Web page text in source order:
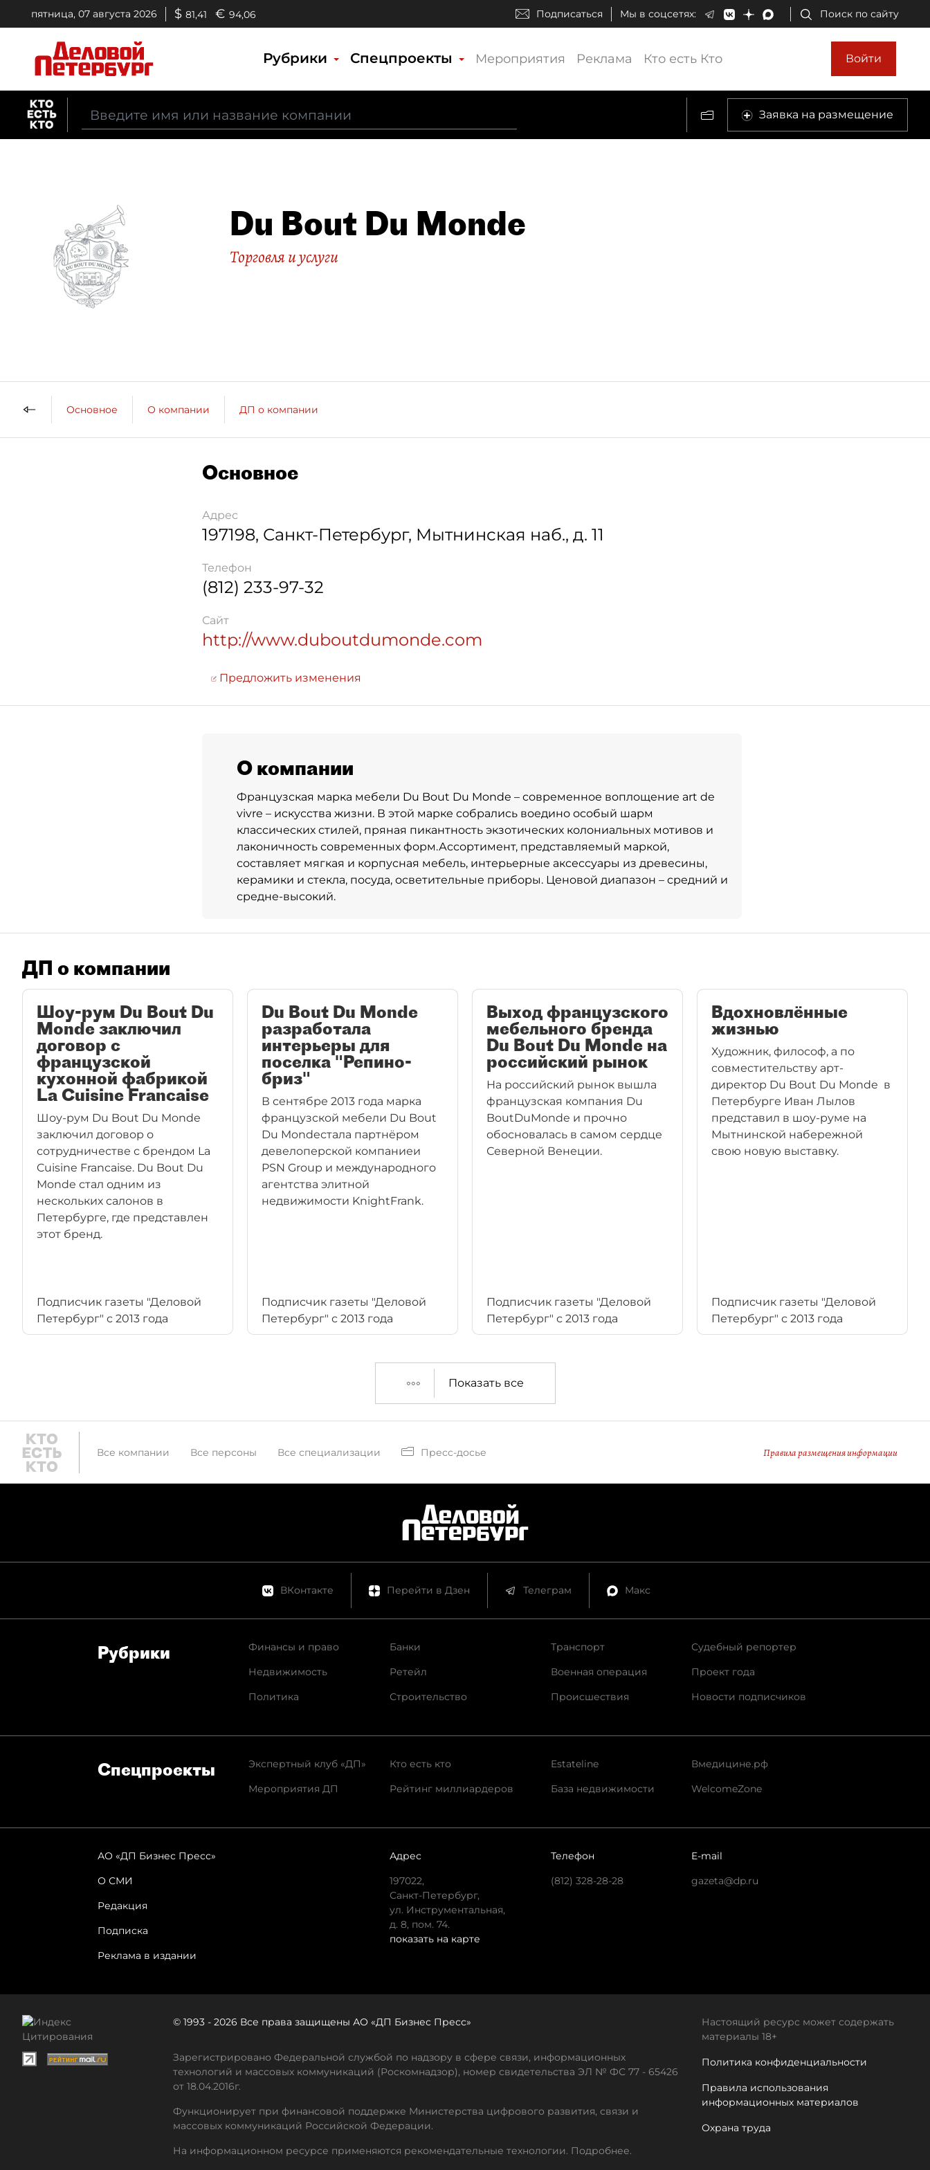
пятница, 07 августа 2026 $ 81,41 € 94,06 Подписаться Мы в соцсетях: Поиск по сайту
Рубрики Спецпроекты Мероприятия Реклама Кто есть Кто Войти
Заявка на размещение
Du Bout Du Monde
Торговля и услуги
Основное О компании ДП о компании
Основное
Адрес
197198, Санкт-Петербург, Мытнинская наб., д. 11
Телефон
(812) 233-97-32
Сайт
http://www.duboutdumonde.com
Предложить изменения
О компании
Французская марка мебели Du Bout Du Monde – современное воплощение art de
vivre – искусства жизни. В этой марке собрались воедино особый шарм
классических стилей, пряная пикантность экзотических колониальных мотивов и
лаконичность современных форм.Ассортимент, представляемый маркой,
составляет мягкая и корпусная мебель, интерьерные аксессуары из древесины,
керамики и стекла, посуда, осветительные приборы. Ценовой диапазон – средний и
средне-высокий.
ДП о компании
Шоу-рум Du Bout Du
Monde заключил
договор c
французской
кухонной фабрикой
La Cuisine Francaise
Шоу-рум Du Bout Du Monde
заключил договор о
сотрудничестве с брендом La
Cuisine Francaise. Du Bout Du
Monde стал одним из
нескольких салонов в
Петербурге, где представлен
этот бренд.
Подписчик газеты "Деловой
Петербург" с 2013 года
Du Bout Du Monde
разработала
интерьеры для
поселка "Репино-
бриз"
В сентябре 2013 года марка
французской мебели Du Bout
Du Mondeстала партнёром
девелоперской компаниеи
PSN Group и международного
агентства элитной
недвижимости KnightFrank.
Подписчик газеты "Деловой
Петербург" с 2013 года
Выход французского
мебельного бренда
Du Bout Du Monde на
российский рынок
На российский рынок вышла
французская компания Du
BoutDuMonde и прочно
обосновалась в самом сердце
Северной Венеции.
Подписчик газеты "Деловой
Петербург" с 2013 года
Вдохновлённые
жизнью
Художник, философ, а по
совместительству арт-
директор Du Bout Du Monde в
Петербурге Иван Лылов
представил в шоу-руме на
Мытнинской набережной
свою новую выставку.
Подписчик газеты "Деловой
Петербург" с 2013 года
Показать все
Все компании Все персоны Все специализации Пресс-досье Правила размещения информации
ВКонтакте Перейти в Дзен Телеграм Макс
Рубрики
Финансы и право
Недвижимость
Политика
Банки
Ретейл
Строительство
Транспорт
Военная операция
Происшествия
Судебный репортер
Проект года
Новости подписчиков
Спец­проекты
Экспертный клуб «ДП»
Мероприятия ДП
Кто есть кто
Рейтинг миллиардеров
Estateline
База недвижимости
Вмедицине.рф
WelcomeZone
АО «ДП Бизнес Пресс»
О СМИ
Редакция
Подписка
Реклама в издании
Адрес
197022,
Санкт-Петербург,
ул. Инструментальная,
д. 8, пом. 74.
показать на карте
Телефон
(812) 328-28-28
E-mail
gazeta@dp.ru
© 1993 - 2026 Все права защищены АО «ДП Бизнес Пресс»
Зарегистрировано Федеральной службой по надзору в сфере связи, информационных
технологий и массовых коммуникаций (Роскомнадзор), номер свидетельства ЭЛ № ФС 77 - 65426
от 18.04.2016г.
Функционирует при финансовой поддержке Министерства цифрового развития, связи и
массовых коммуникаций Российской Федерации.
На информационном ресурсе применяются рекомендательные технологии. Подробнее.
Настоящий ресурс может содержать
материалы 18+
Политика конфиденциальности
Правила использования
информационных материалов
Охрана труда